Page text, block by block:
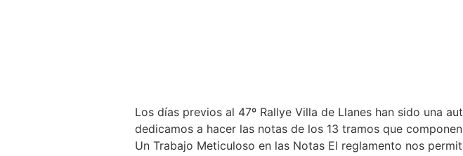
Los días previos al 47º Rallye Villa de Llanes han sido una
dedicamos a hacer las notas de los 13 tramos que
Un Trabajo Meticuloso en las Notas El reglamento nos